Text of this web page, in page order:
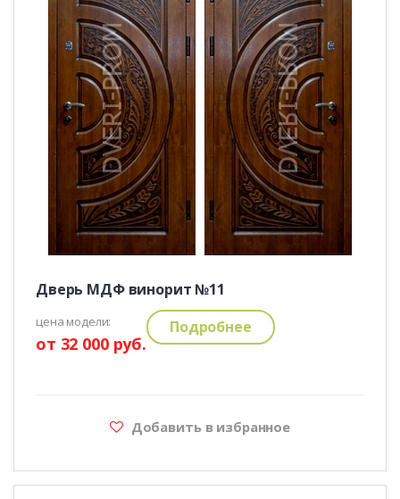
Дверь МДФ винорит №11
цена модели:
от 32 000 руб.
Подробнее
Добавить в избранное